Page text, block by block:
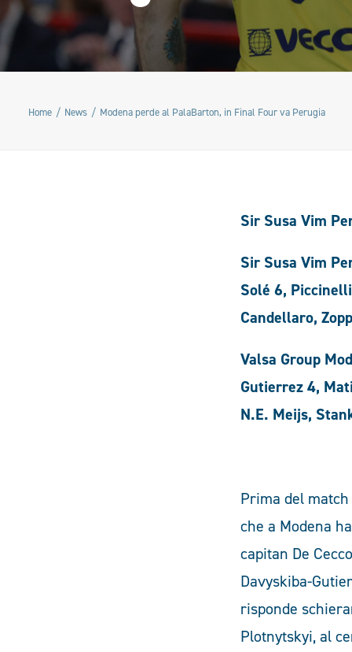
Home News Modena perde al PalaBarton, in Final Four va Perugia
Sir Susa Vim
Sir Susa Vim
Solé 6,
Candellaro,
Valsa Group
Gutierrez 4,
N.E. Meijs,
Prima del
che a Modena
capitan De
Davyskiba-
risponde
Plotnytskyi, al